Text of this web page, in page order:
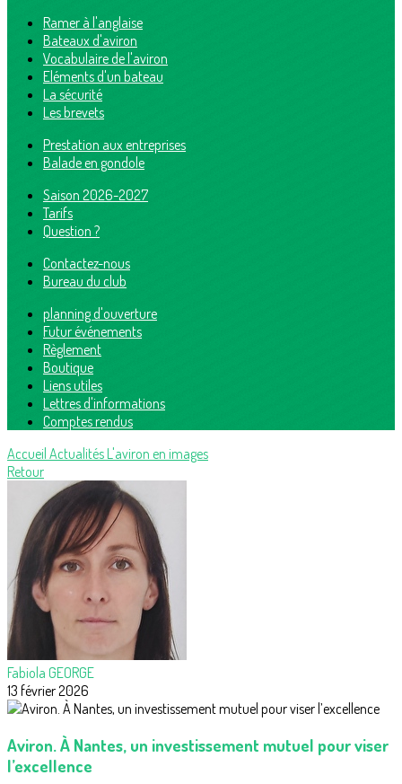
Ramer à l'anglaise
Bateaux d'aviron
Vocabulaire de l'aviron
Eléments d'un bateau
La sécurité
Les brevets
Prestation aux entreprises
Balade en gondole
Saison 2026-2027
Tarifs
Question ?
Contactez-nous
Bureau du club
planning d'ouverture
Futur événements
Règlement
Boutique
Liens utiles
Lettres d'informations
Comptes rendus
Accueil ActualitésL'aviron en images
Retour
Fabiola GEORGE
13 février 2026
Aviron. À Nantes, un investissement mutuel pour viser
l’excellence